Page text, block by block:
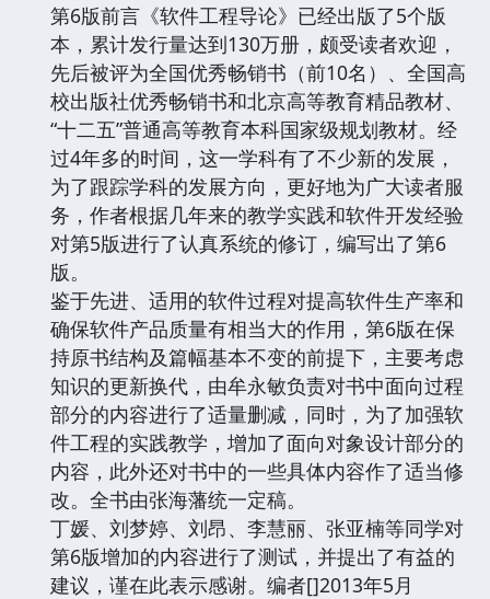
第6版前言《软件工程导论》已经出版了5个版
本，累计发行量达到130万册，颇受读者欢迎，
先后被评为全国优秀畅销书（前10名）、全国高
校出版社优秀畅销书和北京高等教育精品教材、
“十二五”普通高等教育本科国家级规划教材。经
过4年多的时间，这一学科有了不少新的发展，
为了跟踪学科的发展方向，更好地为广大读者服
务，作者根据几年来的教学实践和软件开发经验
对第5版进行了认真系统的修订，编写出了第6
版。
鉴于先进、适用的软件过程对提高软件生产率和
确保软件产品质量有相当大的作用，第6版在保
持原书结构及篇幅基本不变的前提下，主要考虑
知识的更新换代，由牟永敏负责对书中面向过程
部分的内容进行了适量删减，同时，为了加强软
件工程的实践教学，增加了面向对象设计部分的
内容，此外还对书中的一些具体内容作了适当修
改。全书由张海藩统一定稿。
丁媛、刘梦婷、刘昂、李慧丽、张亚楠等同学对
第6版增加的内容进行了测试，并提出了有益的
建议，谨在此表示感谢。编者[]2013年5月